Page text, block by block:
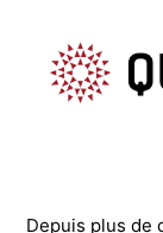
Depuis plus de